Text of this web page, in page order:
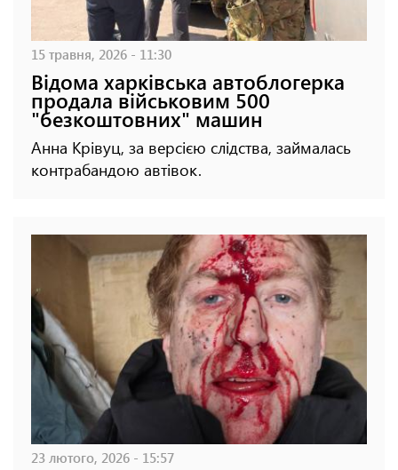
15 травня, 2026 - 11:30
Відома харківська автоблогерка
продала військовим 500
"безкоштовних" машин
Анна Крівуц, за версією слідства, займалась
контрабандою автівок.
23 лютого, 2026 - 15:57